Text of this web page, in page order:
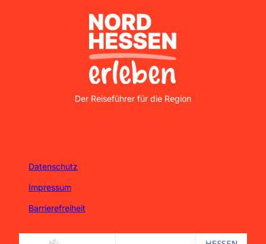
Nordhessen Erleben
Der Reiseführer für die Region
Datenschutz
Impressum
Barrierefreiheit